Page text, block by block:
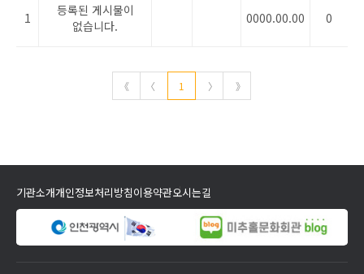
1
등록된 게시물이
없습니다.
0000.00.00 0
《 〈 1 〉 》
기관소개개인정보처리방침이용약관오시는길